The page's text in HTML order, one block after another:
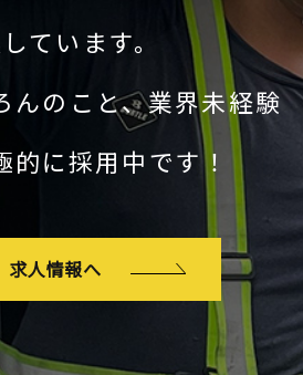
ています。
んのこと、業界未経験
的に採用中です！
求人情報へ